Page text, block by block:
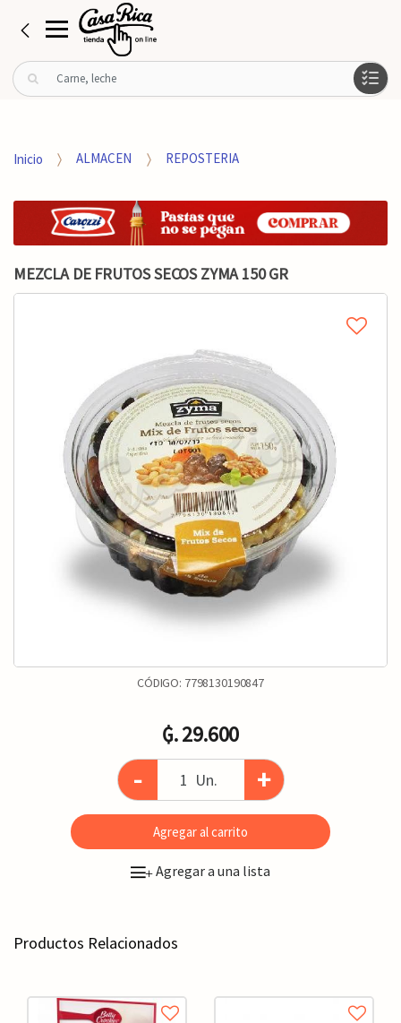
B
u
r
o
Inicio ALMACEN REPOSTERIA
MEZCLA DE FRUTOS SECOS ZYMA 150 GR
CÓDIGO: 7798130190847
₲. 29.600
- Un. +
Agregar al carrito
+Agregar a una lista
Productos Relacionados